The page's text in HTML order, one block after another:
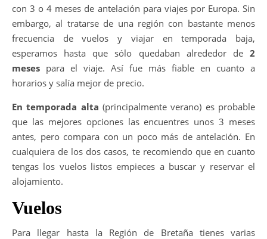
con 3 o 4 meses de antelación para viajes por Europa. Sin
embargo, al tratarse de una región con bastante menos
frecuencia de vuelos y viajar en temporada baja,
esperamos hasta que sólo quedaban alrededor de2
meses para el viaje. Así fue más fiable en cuanto a
horarios y salía mejor de precio.
En temporada alta (principalmente verano) es probable
que las mejores opciones las encuentres unos 3 meses
antes, pero compara con un poco más de antelación. En
cualquiera de los dos casos, te recomiendo que en cuanto
tengas los vuelos listos empieces a buscar y reservar el
alojamiento.
Vuelos
Para llegar hasta la Región de Bretaña tienes varias